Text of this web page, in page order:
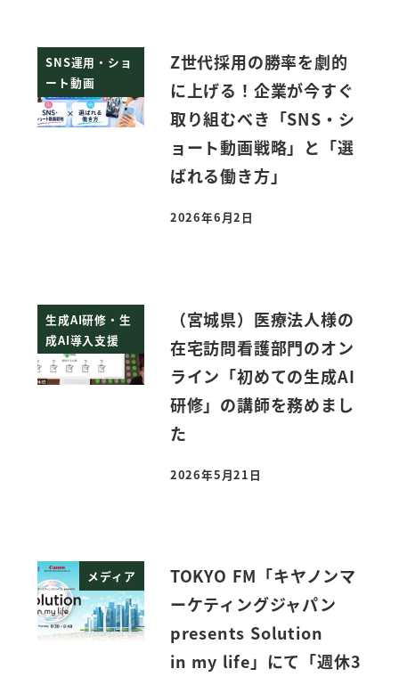
SNS運用・ショ
ート動画
Z世代採用の勝率を劇的
に上げる！企業が今すぐ
取り組むべき「SNS・シ
ョート動画戦略」と「選
ばれる働き方」
投稿日
2026年6月2日
生成AI研修・生
成AI導入支援
（宮城県）医療法人様の
在宅訪問看護部門のオン
ライン「初めての生成AI
研修」の講師を務めまし
た
投稿日
2026年5月21日
メディア
TOKYO FM「キヤノンマ
ーケティングジャパン
presents Solution
in my life」にて「週休3